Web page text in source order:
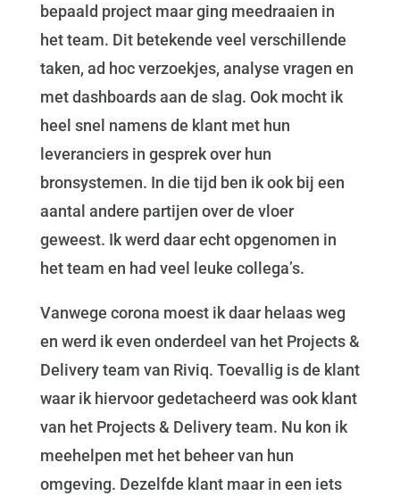
bepaald project maar ging meedraaien in
het team. Dit betekende veel verschillende
taken, ad hoc verzoekjes, analyse vragen en
met dashboards aan de slag. Ook mocht ik
heel snel namens de klant met hun
leveranciers in gesprek over hun
bronsystemen. In die tijd ben ik ook bij een
aantal andere partijen over de vloer
geweest. Ik werd daar echt opgenomen in
het team en had veel leuke collega’s.
Vanwege corona moest ik daar helaas weg
en werd ik even onderdeel van het Projects &
Delivery team van Riviq. Toevallig is de klant
waar ik hiervoor gedetacheerd was ook klant
van het Projects & Delivery team. Nu kon ik
meehelpen met het beheer van hun
omgeving. Dezelfde klant maar in een iets